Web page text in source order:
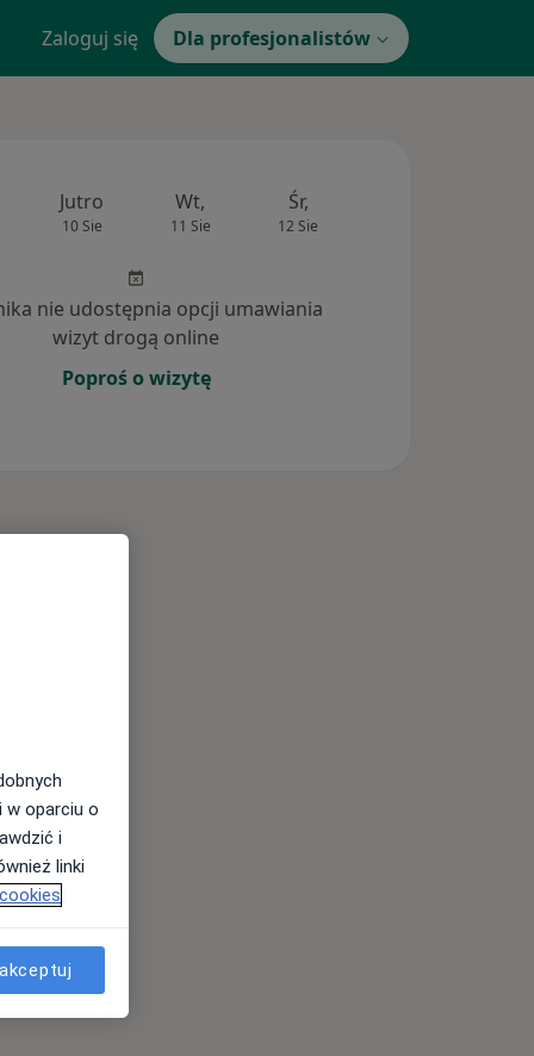
Zaloguj się Dla profesjonalistów
Jutro
10 Sie
Wt,
11 Sie
Śr,
12 Sie
nie udostępnia opcji umawiania
wizyt drogą online
Poproś o wizytę
w oparciu o
i
linki